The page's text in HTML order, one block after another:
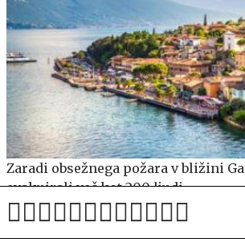
Zaradi obsežnega požara v bližini
evakuirali več kot 200 ljudi